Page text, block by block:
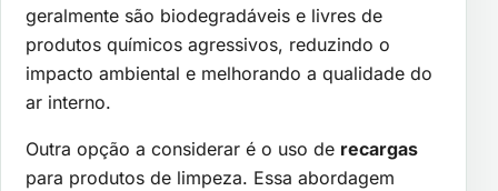
geralmente são biodegradáveis e livres de
produtos químicos agressivos, reduzindo o
impacto ambiental e melhorando a qualidade do
ar interno.
Outra opção a considerar é o uso de recargas
para produtos de limpeza. Essa abordagem